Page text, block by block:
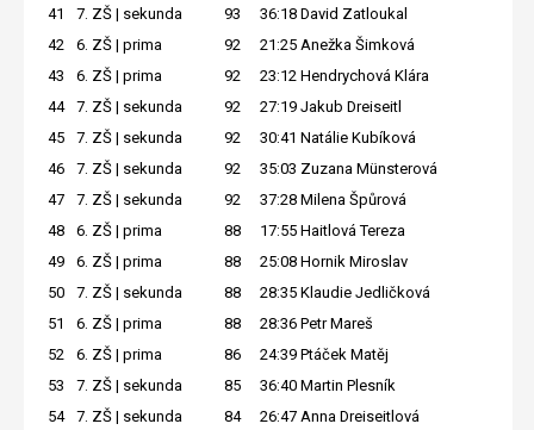
41
7. ZŠ | sekunda 93 36:18 David Zatloukal
42
6. ZŠ | prima 92 21:25 Anežka Šimková
43
6. ZŠ | prima 92 23:12 Hendrychová Klára
44
7. ZŠ | sekunda 92 27:19 Jakub Dreiseitl
45
7. ZŠ | sekunda 92 30:41 Natálie Kubíková
46
7. ZŠ | sekunda 92 35:03 Zuzana Münsterová
47
7. ZŠ | sekunda 92 37:28 Milena Špůrová
48
6. ZŠ | prima 88 17:55 Haitlová Tereza
49
6. ZŠ | prima 88 25:08 Hornik Miroslav
50
7. ZŠ | sekunda 88 28:35 Klaudie Jedličková
51
6. ZŠ | prima 88 28:36 Petr Mareš
52
6. ZŠ | prima 86 24:39 Ptáček Matěj
53
7. ZŠ | sekunda 85 36:40 Martin Plesník
54
7. ZŠ | sekunda 84 26:47 Anna Dreiseitlová